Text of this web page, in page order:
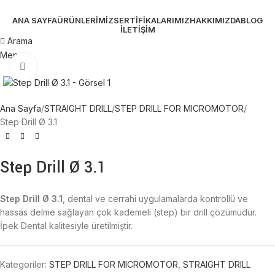
ANA SAYFAÜRÜNLERIMIZSERTIFIKALARIMIZHAKKIMIZDABLOG
İLETIŞIM
Arama
Menu
Ana Sayfa STRAIGHT DRILL STEP DRILL FOR MICROMOTOR
Step Drill Ø 3.1
Step Drill Ø 3.1
Step Drill Ø 3.1 , dental ve cerrahi uygulamalarda kontrollü ve
hassas delme sağlayan çok kademeli (step) bir drill çözümüdür.
İpek Dental kalitesiyle üretilmiştir.
Kategoriler: STEP DRILL FOR MICROMOTOR STRAIGHT DRILL